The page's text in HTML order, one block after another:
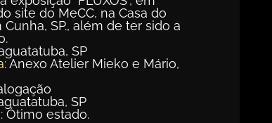
site do MeCC, na Casa do
SP., além de ter sido a
SP
Anexo Atelier Mieko e Mário,
SP
Ótimo estado.